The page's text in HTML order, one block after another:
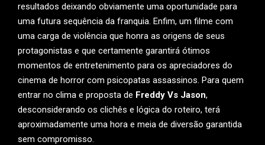
resultados deixando obviamente uma oportunidade para
uma futura sequência da franquia. Enfim, um filme com
uma carga de violência que honra as origens de seus
protagonistas e que certamente garantirá ótimos
momentos de entretenimento para os apreciadores do
cinema de horror com psicopatas assassinos. Para quem
entrar no clima e proposta de Freddy Vs Jason,
desconsiderando os clichês e lógica do roteiro, terá
aproximadamente uma hora e meia de diversão garantida
sem compromisso.